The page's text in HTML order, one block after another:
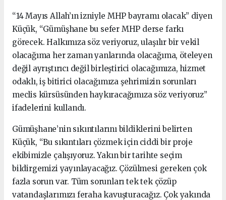
“14 Mayıs Allah’ın izniyle MHP bayramı olacak” diyen
Küçük, “Gümüşhane bu sefer MHP derse farkı
görecek. Halkımıza söz veriyoruz, ulaşılır bir vekil
olacağıma her zaman yanlarında olacağıma, öteleyen
değil ayrıştırıcı değil birleştirici olacağımıza, hizmet
odaklı, iş bitirici olacağımıza şehrimizin sorunları
meclis kürsüsünden haykıracağımıza söz veriyoruz”
ifadelerini kullandı.
Gümüşhane’nin sıkıntılarını bildiklerini belirten
Küçük, “Bu sıkıntıları çözmek için ciddi bir proje
ekibimizle çalışıyoruz. Yakın bir tarihte seçim
bildirgemizi yayınlayacağız. Çözülmesi gereken çok
fazla sorun var. Tüm sorunları tek tek çözüp
vatandaşlarımızı feraha kavuşturacağız. Çok yakında